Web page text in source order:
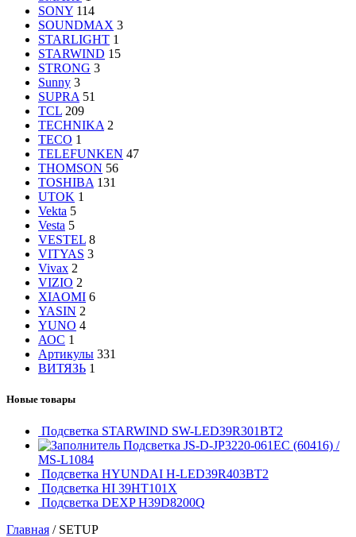
SONY 114
SOUNDMAX 3
STARLIGHT 1
STARWIND 15
STRONG 3
Sunny 3
SUPRA 51
TCL 209
TECHNIKA 2
TECO 1
TELEFUNKEN 47
THOMSON 56
TOSHIBA 131
UTOK 1
Vekta 5
Vesta 5
VESTEL 8
VITYAS 3
Vivax 2
VIZIO 2
XIAOMI 6
YASIN 2
YUNO 4
АОС 1
Артикулы 331
ВИТЯЗЬ 1
Новые товары
Подсветка STARWIND SW-LED39R301BT2
Подсветка JS-D-JP3220-061EC (60416) /
MS-L1084
Подсветка HYUNDAI H-LED39R403BT2
Подсветка HI 39HT101X
Подсветка DEXP H39D8200Q
Главная / SETUP